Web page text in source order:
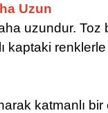
Uzun
uzundur.
kaptaki
katmanlı